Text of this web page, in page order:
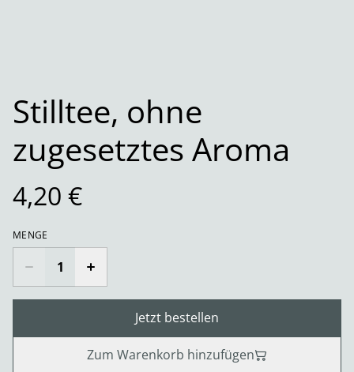
Stilltee, ohne
zugesetztes Aroma
4,20 €
MENGE
Jetzt bestellen
Zum Warenkorb hinzufügen